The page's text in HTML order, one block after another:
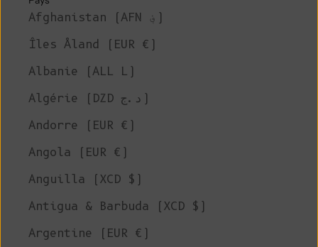
Afghanistan (AFN ؋)
Îles Åland (EUR €)
Albanie (ALL L)
Algérie (DZD د.ج)
Andorre (EUR €)
Angola (EUR €)
Anguilla (XCD $)
Antigua & Barbuda (XCD $)
Argentine (EUR €)